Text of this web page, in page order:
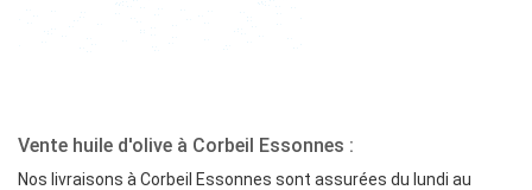
Vente huile d'olive à Corbeil Essonnes :
Nos livraisons à Corbeil Essonnes sont assurées du lundi au